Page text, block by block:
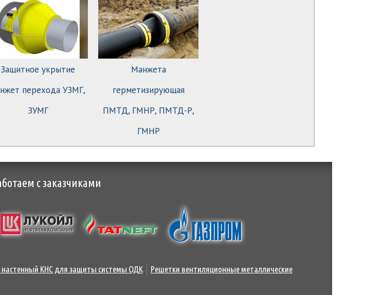
Защитное укрытие
перехода УЗМГ,
ЗУМГ
Манжета
герметизирующая
ПМТД, ГМНР, ПМТД-Р,
ГМНР
с заказчиками
настенный КНС для защиты системы ОДК Решетки вентиляционные металлические